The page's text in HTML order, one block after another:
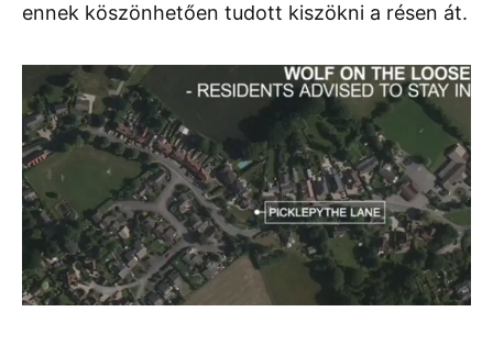
ennek köszönhetően tudott kiszökni a résen át.